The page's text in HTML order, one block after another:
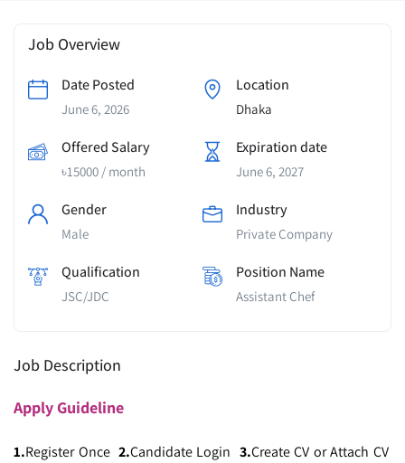
Job Overview
Date Posted
June 6, 2026
Location
Dhaka
Offered Salary
৳15000 / month
Expiration date
June 6, 2027
Gender
Male
Industry
Private Company
Qualification
JSC/JDC
Position Name
Assistant Chef
Job Description
ApplyGuideline
1.Register Once 2.Candidate Login 3.Create CV or Attach CV